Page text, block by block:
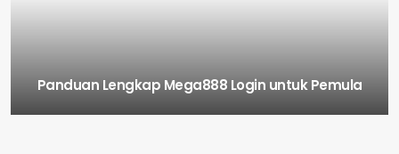
Panduan Lengkap Mega888 Login untuk Pemula